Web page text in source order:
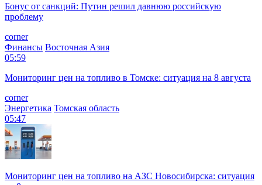
Бонус от санкций: Путин решил давнюю российскую
проблему
corner
Финансы Восточная Азия
05:59
Мониторинг цен на топливо в Томске: ситуация на 8 августа
corner
Энергетика Томская область
05:47
Мониторинг цен на топливо на АЗС Новосибирска: ситуация